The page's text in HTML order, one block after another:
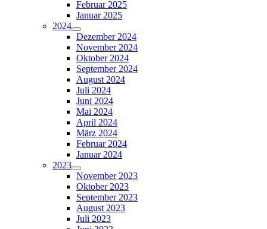
Februar 2025
Januar 2025
2024
Dezember 2024
November 2024
Oktober 2024
September 2024
August 2024
Juli 2024
Juni 2024
Mai 2024
April 2024
März 2024
Februar 2024
Januar 2024
2023
November 2023
Oktober 2023
September 2023
August 2023
Juli 2023